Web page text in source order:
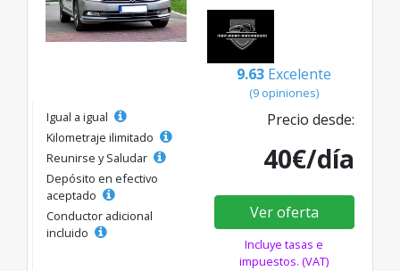
9.63 Excelente
(9 opiniones)
Igual a igual
Kilometraje ilimitado
Reunirse y Saludar
Depósito en efectivo
aceptado
Conductor adicional
incluido
Precio desde:
40€/día
Ver oferta
Incluye tasas e
impuestos. (VAT)